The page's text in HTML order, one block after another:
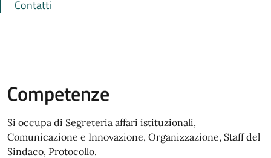
Contatti
Competenze
Si occupa di Segreteria affari istituzionali,
Comunicazione e Innovazione, Organizzazione, Staff del
Sindaco, Protocollo.